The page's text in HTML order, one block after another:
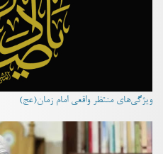
ویژگی‌های منتظر واقعی امام زمان(عج)